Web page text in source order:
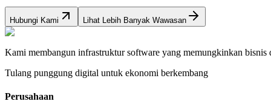
Hubungi Kami Lihat Lebih Banyak Wawasan
Kami membangun infrastruktur software yang memungkinkan bisnis
Tulang punggung digital untuk ekonomi berkembang
Perusahaan